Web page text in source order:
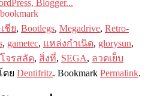
ชีย, Bootlegs, Megadrive, Retro-
, gametec, แหล่งกำเนิด, glorysun,
โจรสลัด, สิ่งที่, SEGA, ลวดเย็บ
ดย Dentifritz. Bookmark Permalink.